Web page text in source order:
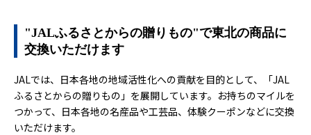
"JALふるさとからの贈りもの"で東北の商品に
交換いただけます
JALでは、日本各地の地域活性化への貢献を目的として、「JAL
ふるさとからの贈りもの」を展開しています。お持ちのマイルを
つかって、日本各地の名産品や工芸品、体験クーポンなどに交換
いただけます。